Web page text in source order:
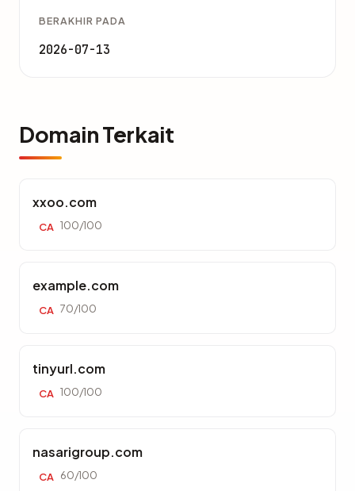
BERAKHIR PADA
2026-07-13
Domain Terkait
xxoo.com
CA 100/100
example.com
CA 70/100
tinyurl.com
CA 100/100
nasarigroup.com
CA 60/100